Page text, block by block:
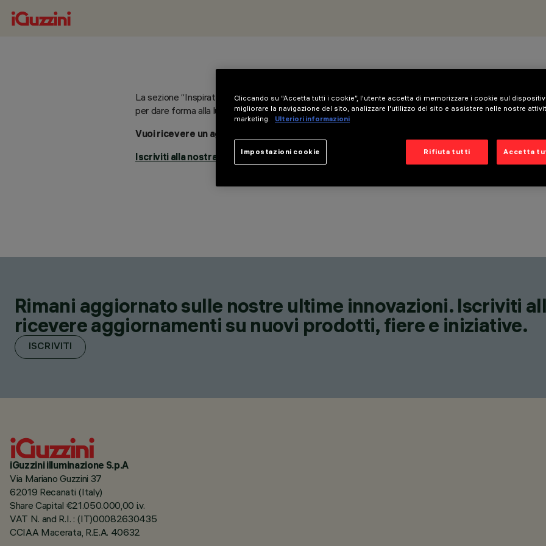
La sezione “Inspiration” sarà presto online — uno spazio pensato per accendere la tua
per dare forma alla luce — e alle ombre — nei tuoi progetti.
Vuoi ricevere un aggiornamento quando la pagina sarà online?
Iscriviti alla nostra newsletter.
Rimani aggiornato sulle nostre ultime innovazioni. Iscriviti
ricevere aggiornamenti su nuovi prodotti, fiere e iniziative.
ISCRIVITI
iGuzzini illuminazione S.p.A
Via Mariano Guzzini 37
62019 Recanati (Italy)
Share Capital €21.050.000,00 i.v.
VAT N. and R.I. : (IT)00082630435
CCIAA Macerata, R.E.A. 40632
Cliccando su “Accetta tutti i cookie”, l'utente accetta di memorizzare i cookie sul
migliorare la navigazione del sito, analizzare l'utilizzo del sito e assistere nelle nostre
marketing.
Ulteriori informazioni
Rifiuta tutti Accetta
Impostazioni cookie